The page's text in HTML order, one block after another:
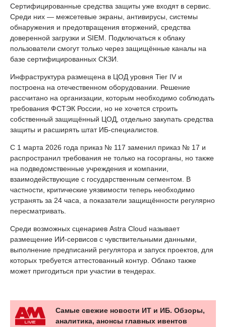
Сертифицированные средства защиты уже входят в сервис.
Среди них — межсетевые экраны, антивирусы, системы
обнаружения и предотвращения вторжений, средства
доверенной загрузки и SIEM. Подключаться к облаку
пользователи смогут только через защищённые каналы на
базе сертифицированных СКЗИ.
Инфраструктура размещена в ЦОД уровня Tier IV и
построена на отечественном оборудовании. Решение
рассчитано на организации, которым необходимо соблюдать
требования ФСТЭК России, но не хочется строить
собственный защищённый ЦОД, отдельно закупать средства
защиты и расширять штат ИБ-специалистов.
С 1 марта 2026 года приказ № 117 заменил приказ № 17 и
распространил требования не только на госорганы, но также
на подведомственные учреждения и компании,
взаимодействующие с государственным сегментом. В
частности, критические уязвимости теперь необходимо
устранять за 24 часа, а показатели защищённости регулярно
пересматривать.
Среди возможных сценариев Astra Cloud называет
размещение ИИ-сервисов с чувствительными данными,
выполнение предписаний регулятора и запуск проектов, для
которых требуется аттестованный контур. Облако также
может пригодиться при участии в тендерах.
Самые свежие новости ИТ и ИБ. Обзоры,
аналитика, анонсы главных ивентов